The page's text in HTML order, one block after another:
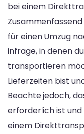
bei einem
Zusammenfassend
für einen Umzug
infrage, in denen
transportieren
Lieferzeiten bist
Beachte jedoch,
erforderlich ist und
einem